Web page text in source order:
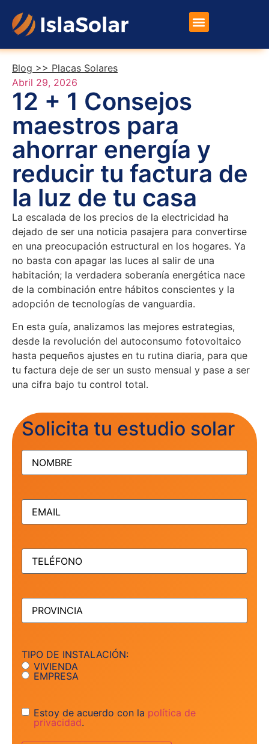
Blog >> Placas Solares
Abril 29, 2026
12 + 1 Consejos
maestros para
ahorrar energía y
reducir tu factura de
la luz de tu casa
La escalada de los precios de la electricidad ha
dejado de ser una noticia pasajera para convertirse
en una preocupación estructural en los hogares. Ya
no basta con apagar las luces al salir de una
habitación; la verdadera soberanía energética nace
de la combinación entre hábitos conscientes y la
adopción de tecnologías de vanguardia.
En esta guía, analizamos las mejores estrategias,
desde la revolución del autoconsumo fotovoltaico
hasta pequeños ajustes en tu rutina diaria, para que
tu factura deje de ser un susto mensual y pase a ser
una cifra bajo tu control total.
Solicita tu estudio solar
NOMBRE(Obligatorio)
EMAIL(Obligatorio)
TELÉFONO(Obligatorio)
PROVINCIA (Obligatorio)
TIPO DE INSTALACIÓN:
VIVIENDA
EMPRESA
Consentimiento
Estoy de acuerdo con la política de
privacidad.